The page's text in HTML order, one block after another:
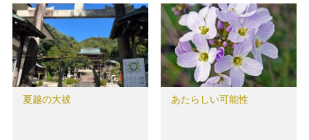
夏越の大祓 あたらしい可能性